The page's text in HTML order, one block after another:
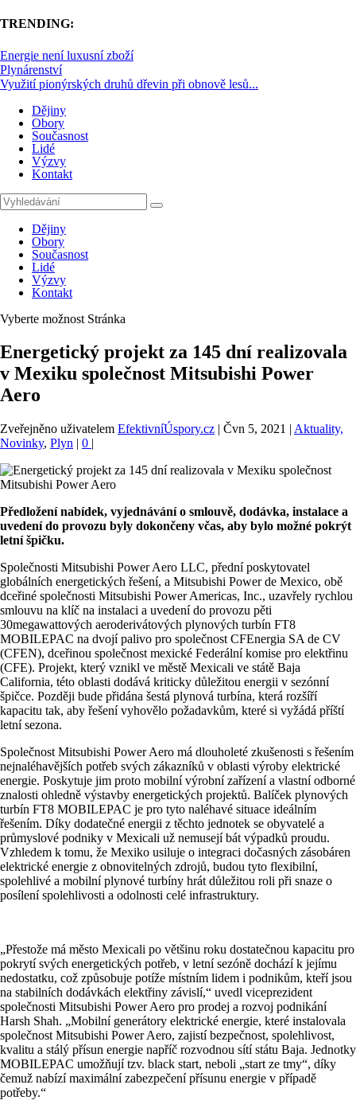
TRENDING:
Energie není luxusní zboží
Plynárenství
Využití pionýrských druhů dřevin při obnově lesů...
Dějiny
Obory
Současnost
Lidé
Výzvy
Kontakt
Dějiny
Obory
Současnost
Lidé
Výzvy
Kontakt
Vyberte možnost Stránka
Energetický projekt za 145 dní realizovala
v Mexiku společnost Mitsubishi Power
Aero
Zveřejněno uživatelem EfektivníÚspory.cz | Čvn 5, 2021 | Aktuality,
Novinky, Plyn | 0 |
Předložení nabídek, vyjednávání o smlouvě, dodávka, instalace a
uvedení do provozu byly dokončeny včas, aby bylo možné pokrýt
letní špičku.
Společnosti Mitsubishi Power Aero LLC, přední poskytovatel
globálních energetických řešení, a Mitsubishi Power de Mexico, obě
dceřiné společnosti Mitsubishi Power Americas, Inc., uzavřely rychlou
smlouvu na klíč na instalaci a uvedení do provozu pěti
30megawattových aeroderivátových plynových turbín FT8
MOBILEPAC na dvojí palivo pro společnost CFEnergia SA de CV
(CFEN), dceřinou společnost mexické Federální komise pro elektřinu
(CFE). Projekt, který vznikl ve městě Mexicali ve státě Baja
California, této oblasti dodává kriticky důležitou energii v sezónní
špičce. Později bude přidána šestá plynová turbína, která rozšíří
kapacitu tak, aby řešení vyhovělo požadavkům, které si vyžádá příští
letní sezona.
Společnost Mitsubishi Power Aero má dlouholeté zkušenosti s řešením
nejnaléhavějších potřeb svých zákazníků v oblasti výroby elektrické
energie. Poskytuje jim proto mobilní výrobní zařízení a vlastní odborné
znalosti ohledně výstavby energetických projektů. Balíček plynových
turbín FT8 MOBILEPAC je pro tyto naléhavé situace ideálním
řešením. Díky dodatečné energii z těchto jednotek se obyvatelé a
průmyslové podniky v Mexicali už nemusejí bát výpadků proudu.
Vzhledem k tomu, že Mexiko usiluje o integraci dočasných zásobáren
elektrické energie z obnovitelných zdrojů, budou tyto flexibilní,
spolehlivé a mobilní plynové turbíny hrát důležitou roli při snaze o
posílení spolehlivosti a odolnosti celé infrastruktury.
„Přestože má město Mexicali po většinu roku dostatečnou kapacitu pro
pokrytí svých energetických potřeb, v letní sezóně dochází k jejímu
nedostatku, což způsobuje potíže místním lidem i podnikům, kteří jsou
na stabilních dodávkách elektřiny závislí,“ uvedl viceprezident
společnosti Mitsubishi Power Aero pro prodej a rozvoj podnikání
Harsh Shah. „Mobilní generátory elektrické energie, které instalovala
společnost Mitsubishi Power Aero, zajistí bezpečnost, spolehlivost,
kvalitu a stálý přísun energie napříč rozvodnou sítí státu Baja. Jednotky
MOBILEPAC umožňují tzv. black start, neboli „start ze tmy“, díky
čemuž nabízí maximální zabezpečení přísunu energie v případě
potřeby.“